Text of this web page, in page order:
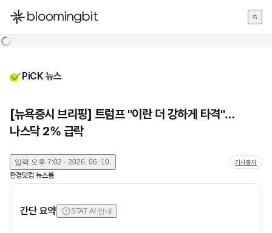
한국어
PiCK 뉴스
[뉴욕증시 브리핑] 트럼프 "이란 더 강하게 타격"…
나스닥 2% 급락
입력 오후 7:02 · 2026. 06. 10. 기사출처
한경닷컴 뉴스룸
간단 요약 STAT AI 안내